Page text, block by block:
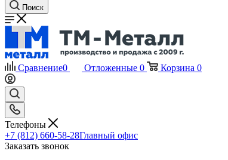
Поиск
Сравнение0 Отложенные 0 Корзина 0
Телефоны
+7 (812) 660-58-28Главный офис
Заказать звонок